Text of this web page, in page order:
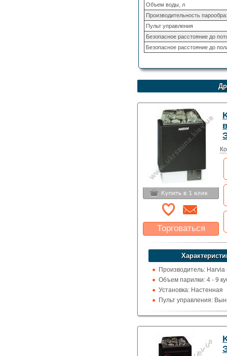
Объем воды, л
Производительность
Пульт управления
Безопасное расстояние до
Безопасное расстояние до
Торговаться
Какая цена Вас
устроит?
Указать цену
Производитель:
Объем парилки: 4 - 9
Установка: Настенная
Пульт управления:
100 град.)